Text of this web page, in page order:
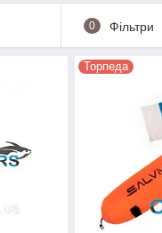
0 Фільтри
Торпеда